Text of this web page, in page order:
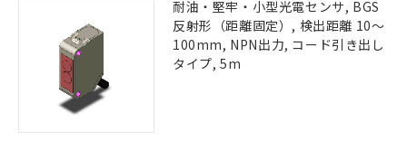
耐油・堅牢・小型光電センサ, BGS
反射形（距離固定）, 検出距離 10～
100mm, NPN出力, コード引き出し
タイプ, 5m